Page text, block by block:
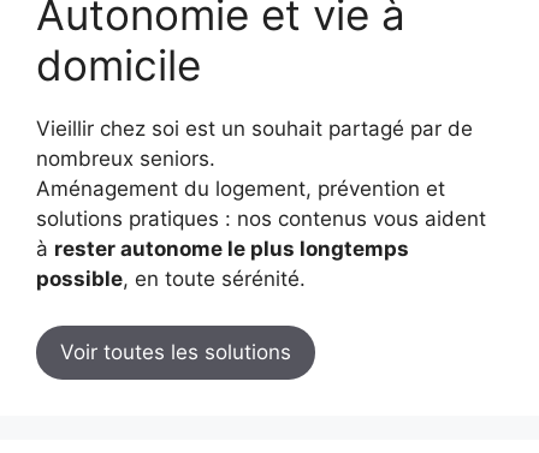
Autonomie et vie à
domicile
Vieillir chez soi est un souhait partagé par de
nombreux seniors.
Aménagement du logement, prévention et
solutions pratiques : nos contenus vous aident
à rester autonome le plus longtemps
possible, en toute sérénité.
Voir toutes les solutions